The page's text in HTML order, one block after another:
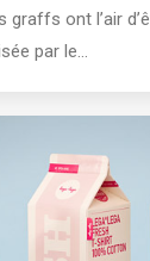
graffs ont l’air
par le…